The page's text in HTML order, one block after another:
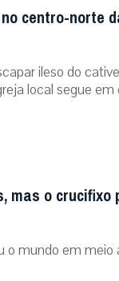
centro-norte
ileso do
local segue em
mas o crucifixo
mundo em meio